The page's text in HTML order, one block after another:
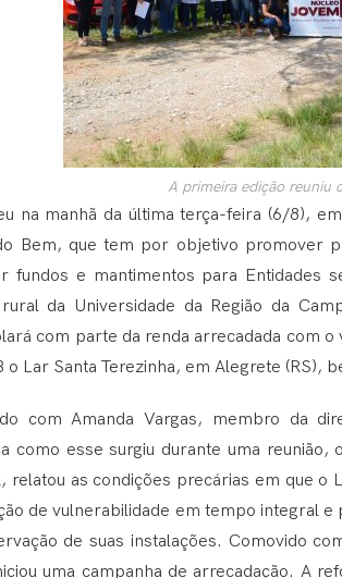
A primeira edição reuniu
na manhã da última terça-feira (6/8),
Bem, que tem por objetivo promover
fundos e mantimentos para Entidades
da Universidade da Região da
com parte da renda arrecadada com
o Lar Santa Terezinha, em Alegrete (RS),
com Amanda Vargas, membro da
como esse surgiu durante uma
relatou as condições precárias em que o
de vulnerabilidade em tempo integral
de suas instalações. Comovido
uma campanha de arrecadação. A